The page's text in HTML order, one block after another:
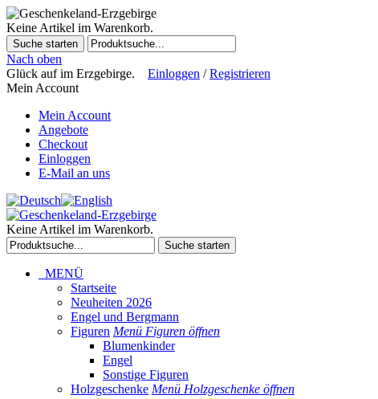
Keine Artikel im Warenkorb.
Suche starten
Nach oben
Glück auf im Erzgebirge.
Einloggen /Registrieren
Mein Account
Mein Account
Angebote
Checkout
Einloggen
E-Mail an uns
Keine Artikel im Warenkorb.
Suche starten
MENÜ
Startseite
Neuheiten 2026
Engel und Bergmann
Figuren Menü Figuren öffnen
Blumenkinder
Engel
Sonstige Figuren
Holzgeschenke Menü Holzgeschenke öffnen